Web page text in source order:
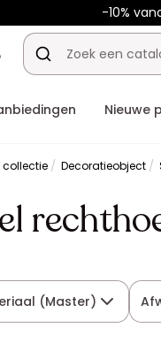
-10%
Nieuwe
collectie Decoratieobject
(Master)